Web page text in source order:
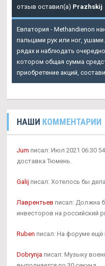
отзыв оставил(а) Prazhskij
Евпатория - Methandienon
пальцами рук или ног,
рядах и наблюдать
котором общая сумма
приобретение акций,
НАШИ КОММЕНТАРИИ
Jum писал: Июл 2021 06:30
доставка Тюмень.
Galij писал: Хотелось бы
Лаврентьев писал: Должна
инвесторов на российский
Ruben писал: На форуме ещё
Dobrynja писал: Музыку